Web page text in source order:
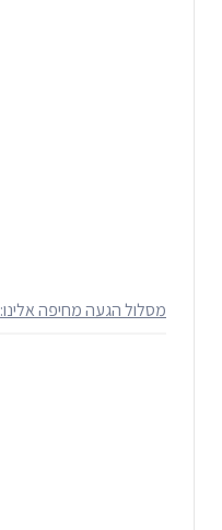
מסלול הגעה מחיפה אלינו: